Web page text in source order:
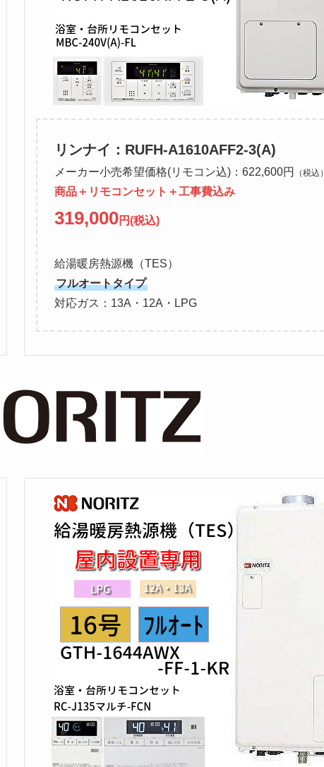
リンナイ：RUFH-A1610AFF2-3(A)
メーカー小売希望価格(リモコン込)：622,600円 （税込）
商品＋リモコンセット＋工事費込み
319,000円(税込)
給湯暖房熱源機（TES）
フルオートタイプ
対応ガス：13A・12A・LPG